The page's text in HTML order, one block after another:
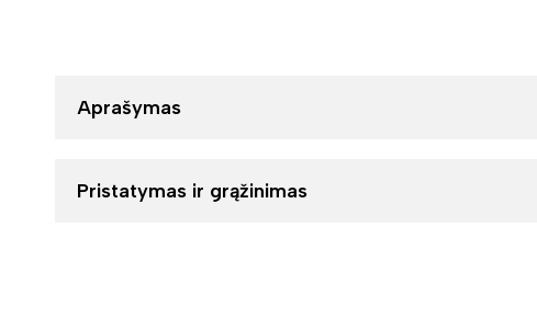
Aprašymas
Pristatymas ir grąžinimas